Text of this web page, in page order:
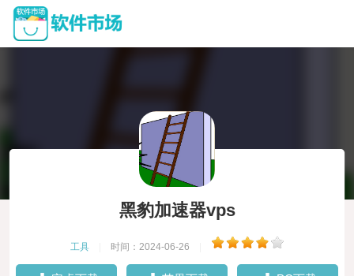
黑豹加速器vps
工具 时间：2024-06-26